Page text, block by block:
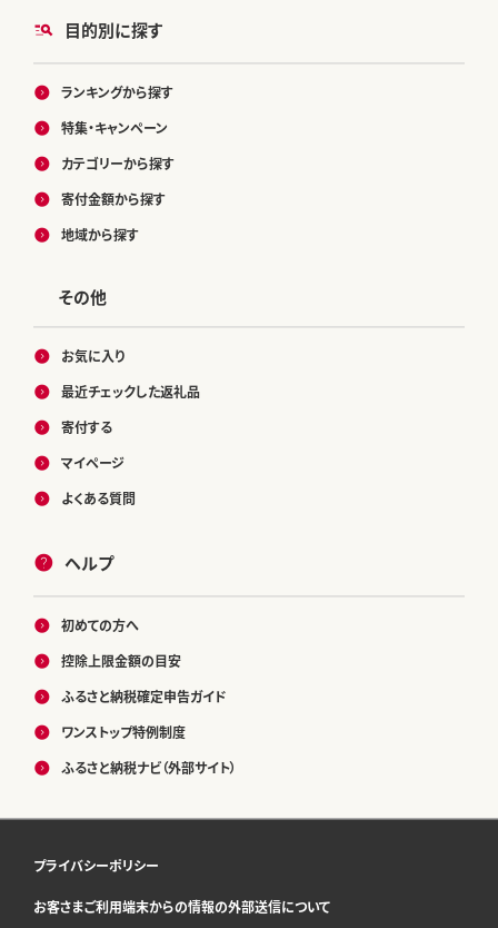
目的別に探す
ランキングから探す
特集・キャンペーン
カテゴリーから探す
寄付金額から探す
地域から探す
その他
お気に入り
最近チェックした返礼品
寄付する
マイページ
よくある質問
ヘルプ
初めての方へ
控除上限金額の目安
ふるさと納税確定申告ガイド
ワンストップ特例制度
ふるさと納税ナビ（外部サイト）
プライバシーポリシー
お客さまご利用端末からの情報の外部送信について